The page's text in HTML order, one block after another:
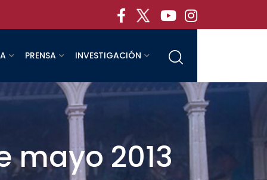
PRENSA INVESTIGACIÓN
mayo 2013